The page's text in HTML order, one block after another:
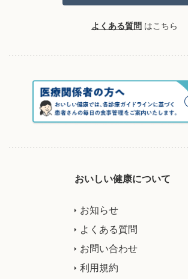
よくある質問 はこちら
おいしい健康について
お知らせ
よくある質問
お問い合わせ
利用規約